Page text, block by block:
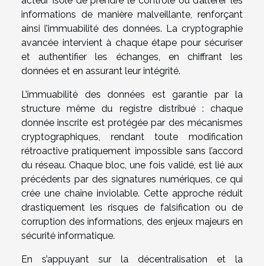
informations de manière malveillante, renforçant
ainsi l’immuabilité des données. La cryptographie
avancée intervient à chaque étape pour sécuriser
et authentifier les échanges, en chiffrant les
données et en assurant leur intégrité.
L’immuabilité des données est garantie par la
structure même du registre distribué : chaque
donnée inscrite est protégée par des mécanismes
cryptographiques, rendant toute modification
rétroactive pratiquement impossible sans l’accord
du réseau. Chaque bloc, une fois validé, est lié aux
précédents par des signatures numériques, ce qui
crée une chaîne inviolable. Cette approche réduit
drastiquement les risques de falsification ou de
corruption des informations, des enjeux majeurs en
sécurité informatique.
En s’appuyant sur la décentralisation et la